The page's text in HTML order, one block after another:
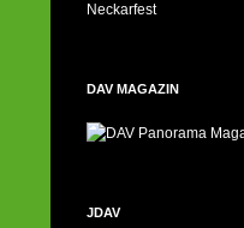
Neckarfest
DAV MAGAZIN
JDAV